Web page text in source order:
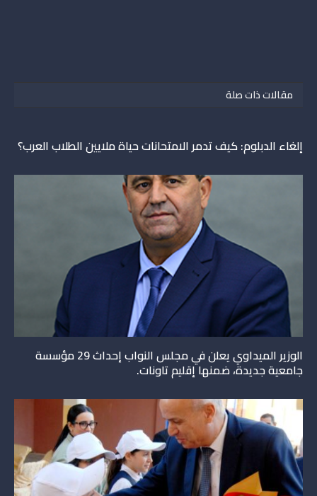
مقالات ذات صلة
إلغاء الدبلوم: كيف تدمر الامتحانات حياة ملايين الطلاب العرب؟
الوزير الميداوي يعلن في مجلس النواب إحداث 29 مؤسسة
جامعية جديدة، ضمنها إقليم تاونات.